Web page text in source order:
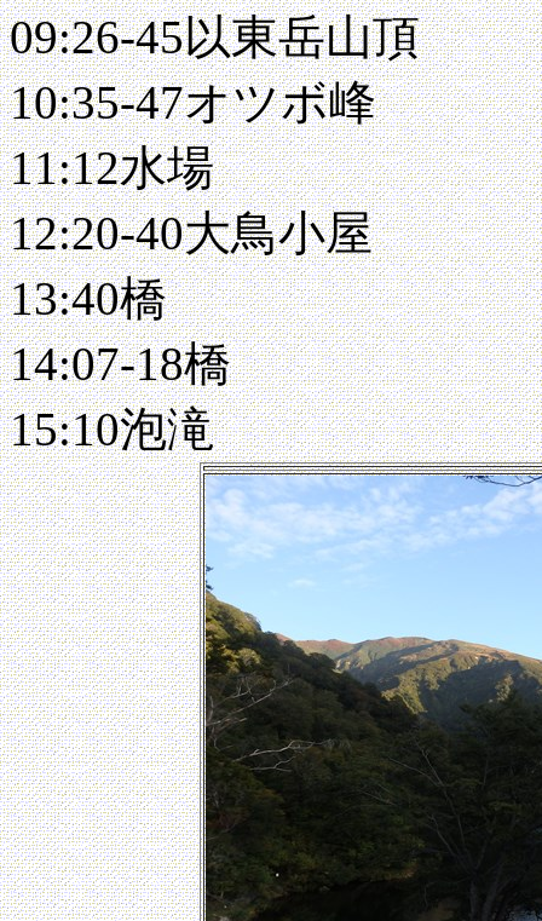
09:26-45以東岳山頂
10:35-47オツボ峰
11:12水場
12:20-40大鳥小屋
13:40橋
14:07-18橋
15:10泡滝